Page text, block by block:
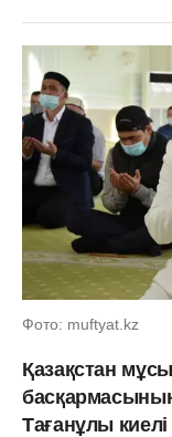
Фото: muftyat.kz
Қазақстан
Тағанұлы